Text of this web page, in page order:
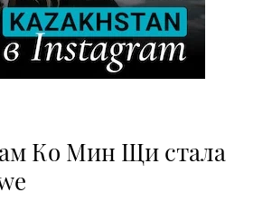
Ко Мин Щи стала